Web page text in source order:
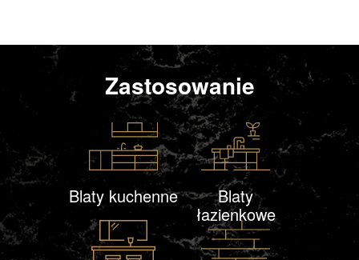
Zastosowanie
Blaty kuchenne Blaty
łazienkowe